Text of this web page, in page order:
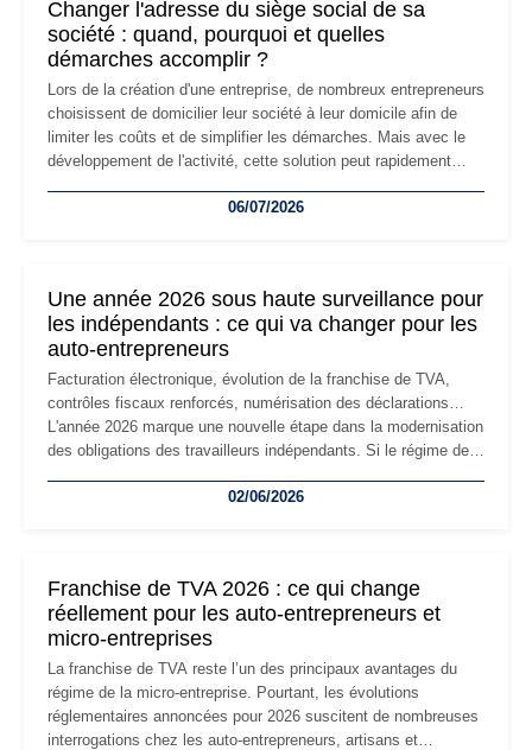
Changer l'adresse du siège social de sa
société : quand, pourquoi et quelles
démarches accomplir ?
Lors de la création d'une entreprise, de nombreux entrepreneurs
choisissent de domicilier leur société à leur domicile afin de
limiter les coûts et de simplifier les démarches. Mais avec le
développement de l'activité, cette solution peut rapidement
professionnels, recrutement, image de marque… Le
06/07/2026
Une année 2026 sous haute surveillance pour
les indépendants : ce qui va changer pour les
auto-entrepreneurs
Facturation électronique, évolution de la franchise de TVA,
contrôles fiscaux renforcés, numérisation des déclarations…
L'année 2026 marque une nouvelle étape dans la modernisation
des obligations des travailleurs indépendants. Si le régime de
les auto-entrepreneurs devront s'adapter à un environnement
02/06/2026
Franchise de TVA 2026 : ce qui change
réellement pour les auto-entrepreneurs et
micro-entreprises
La franchise de TVA reste l’un des principaux avantages du
régime de la micro-entreprise. Pourtant, les évolutions
réglementaires annoncées pour 2026 suscitent de nombreuses
interrogations chez les auto-entrepreneurs, artisans et